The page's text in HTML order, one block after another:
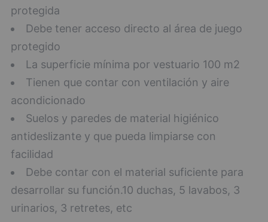
protegida
Debe tener acceso directo al área de juego
protegido
La superficie mínima por vestuario 100 m2
Tienen que contar con ventilación y aire
acondicionado
Suelos y paredes de material higiénico
antideslizante y que pueda limpiarse con
facilidad
Debe contar con el material suficiente para
desarrollar su función.10 duchas, 5 lavabos, 3
urinarios, 3 retretes, etc